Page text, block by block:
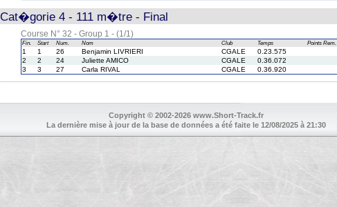
Cat�gorie 4 - 111 m�tre - Final
Course N° 32 - Group 1 - (1/1)
Fin. Start Num. Nom Club Temps Points Rem.
1 1 26 Benjamin LIVRIERI CGALE
0.23.575
2
2 24 Juliette AMICO CGALE
0.36.072
3
3 27 Carla RIVAL CGALE 0.36.920
Copyright © 2002-2026 www.Short-Track.fr
La dernière mise à jour de la base de données a été faite le 12/08/2025 à 21:30